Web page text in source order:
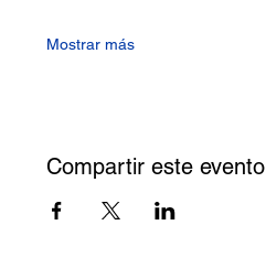
Mostrar más
Compartir este evento